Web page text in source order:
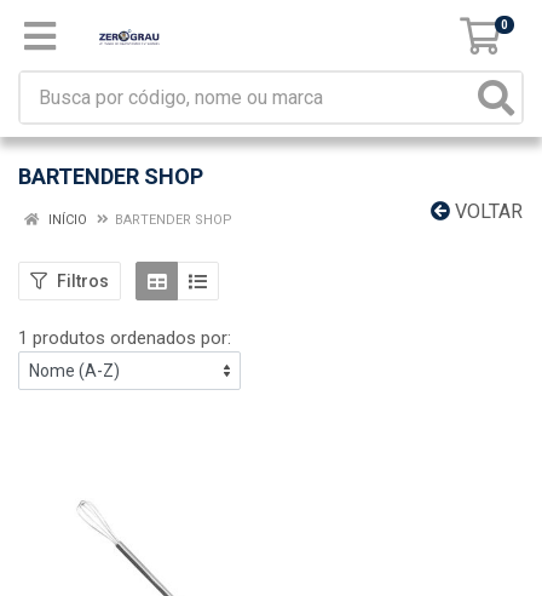
0
BARTENDER SHOP
VOLTAR
INÍCIO BARTENDER SHOP
Filtros
1 produtos ordenados por: